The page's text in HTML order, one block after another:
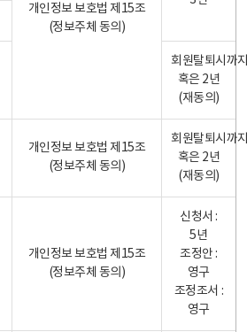
개인정보 보호법 제15조
(정보주체 동의)
회원탈퇴시까
혹은 2년
(재동의)
개인정보 보호법 제15조
(정보주체 동의)
회원탈퇴시까
혹은 2년
(재동의)
개인정보 보호법 제15조
(정보주체 동의)
신청서 :
5년
조정안 :
영구
조정조서 :
영구